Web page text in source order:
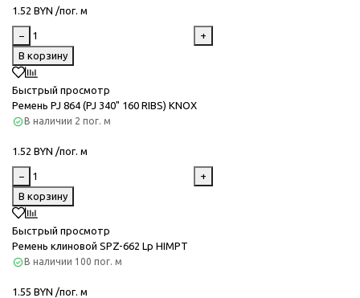
1.52 BYN /пог. м
−
+
В корзину
Быстрый просмотр
Ремень PJ 864 (PJ 340" 160 RIBS) KNOX
В наличии 2 пог. м
1.52 BYN /пог. м
−
+
В корзину
Быстрый просмотр
Ремень клиновой SPZ-662 Lp HIMPT
В наличии 100 пог. м
1.55 BYN /пог. м